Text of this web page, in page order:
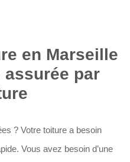
en Marseille
assurée par
? Votre toiture a besoin
Vous avez besoin d’une